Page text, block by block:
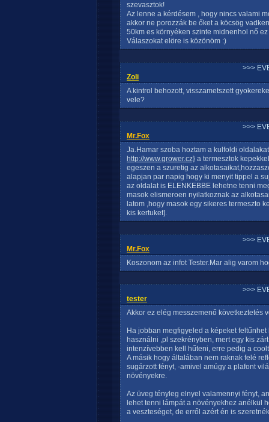
szevasztok!
Az lenne a kérdésem , hogy nincs valami
akkor ne porozzák be őket a köcsög
50km es környéken szinte midnenhol nő
Válaszokat elöre is közönöm :)
>>>
Zoli
A kintrol behozott, visszametszett
vele?
>>>
Mr.Fox
Ja.Hamar szoba hoztam a kulfoldi
http://www.grower.cz} a termesztok
egeszen a szuretig az
alapjan par napig hogy ki menyit tippel a
az oldalat is ELENKEBBE lehetne tenni
masok elismeroen nyilatkoznak az
latom ,hogy masok egy sikeres termeszto
kis kertuket].
>>>
Mr.Fox
Koszonom az infot Tester.Mar alig varom
>>>
tester
Akkor ez elég messzemenő következtetés
Ha jobban megfigyeled a képeket
használni ,pl szekrényben, mert egy kis
intenzívebben kell hűteni, erre pedig a
A másik hogy általában nem raknak felé
sugárzott fényt, -amivel amúgy a plafont
növényekre.
Az üveg tényleg elnyel valamennyi fényt,
lehet tenni lámpát a növényekhez anélkül
a veszteséget, de erről azért én is